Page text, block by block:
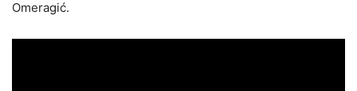
Omeragić.